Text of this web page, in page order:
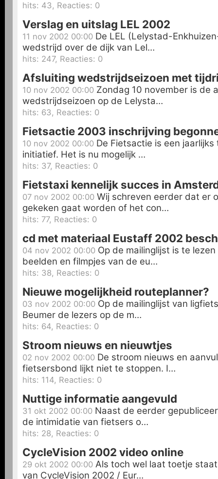
hits: 43, Reacties: 0
Verslag en uitslag LEL 2002
11 nov 2002 00:00 De LEL (Lelystad-
wedstrijd over de dijk van Lel…
hits: 247, Reacties: 0
Afsluiting wedstrijdseizoen met
10 nov 2002 00:00 Zondag 10 november is de
wedstrijdseizoen op de Lelysta…
hits: 63, Reacties: 0
Fietsactie 2003 inschrijving
10 nov 2002 00:00 De Fietsactie is een
initiatief. Het is nu mogelijk …
hits: 37, Reacties: 0
Fietstaxi kennelijk succes in
07 nov 2002 00:00 Wij schreven eerder dat er
gekeken gaat worden of het con…
hits: 77, Reacties: 0
cd met materiaal Eustaff 2002
04 nov 2002 00:00 Op de mailinglijst is te
beelden en filmpjes van de eu…
hits: 38, Reacties: 0
Nieuwe mogelijkheid routeplanner?
03 nov 2002 00:00 Op de mailinglijst van
Beumer de lezers op de m…
hits: 64, Reacties: 0
Stroom nieuws en nieuwtjes
02 nov 2002 00:00 De stroom nieuws en
fietsersbond lijkt niet te stoppen. I…
hits: 114, Reacties: 0
Nuttige informatie aangevuld
31 okt 2002 00:00 Naast de eerder
de intimidatie van fietsers o…
hits: 28, Reacties: 0
CycleVision 2002 video online
29 okt 2002 00:00 Als toch wel laat toetje
van CycleVision 2002 / Eur…